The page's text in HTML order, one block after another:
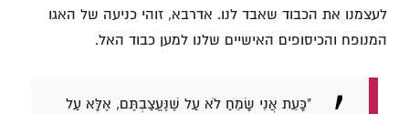
לעצמנו את הכבוד שאבד לנו. אדרבא, זוהי כניעה של האגו
המנופח והכיסופים האישיים שלנו למען כבוד האל.
"כָּעֵת אֲנִי שָׂמֵחַ לֹא עַל שֶׁנֶּעֱצַבְתֶּם, אֶלָּא עַל